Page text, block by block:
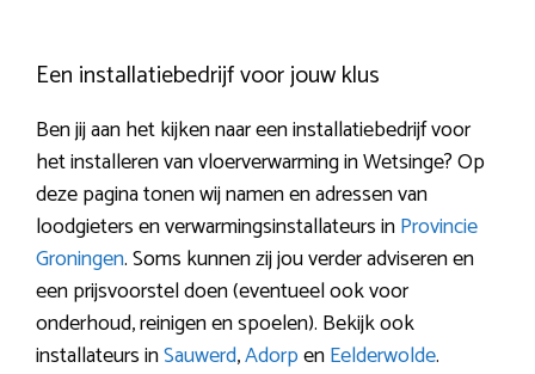
Een installatiebedrijf voor jouw klus
Ben jij aan het kijken naar een installatiebedrijf voor
het installeren van vloerverwarming in Wetsinge? Op
deze pagina tonen wij namen en adressen van
loodgieters en verwarmingsinstallateurs inProvincie
Groningen. Soms kunnen zij jou verder adviseren en
een prijsvoorstel doen (eventueel ook voor
onderhoud, reinigen en spoelen). Bekijk ook
installateurs inSauwerd,AdorpenEelderwolde.